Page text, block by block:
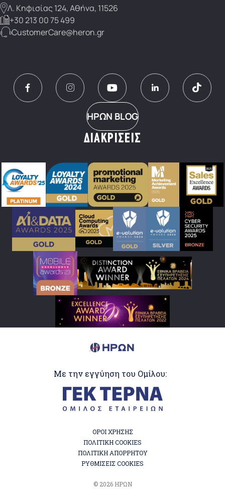
Λ. Κηφισίας 124, Αθήνα, 11526
+30 213 00 75 499
CustomerCare@heron.gr
ΗΡΩΝ BLOG
ΔΙΑΚΡΙΣΕΙΣ
Με την εγγύηση του Ομίλου:
© 2026 ΗΡΩΝ
ΟΡΟΙ ΧΡΗΣΗΣ
ΠΟΛΙΤΙΚΗ COOKIES
ΠΟΛΙΤΙΚΗ ΑΠΟΡΡΗΤΟΥ
ΡΥΘΜΙΣΕΙΣ COOKIES